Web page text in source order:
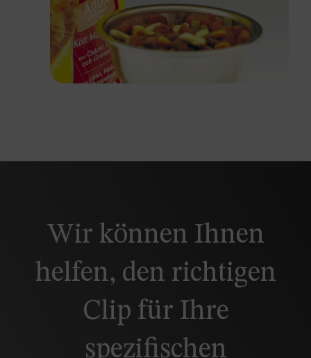
Wir können Ihnen
helfen, den richtigen
Clip für Ihre
spezifischen